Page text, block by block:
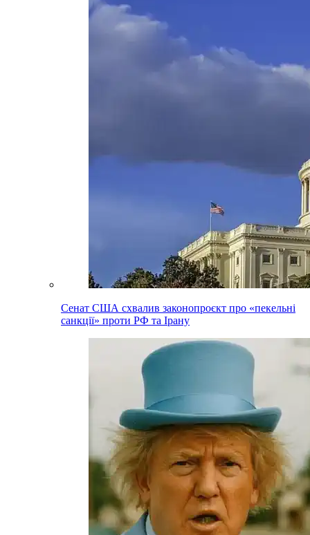
Сенат США схвалив законопроєкт про «пекельні
санкції» проти РФ та Ірану